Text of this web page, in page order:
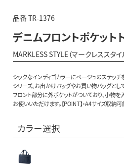
品番 TR-1376
デニムフロントポケット
MARKLESS STYLE（マークレススタイ
シックなインディゴカラーにベージュのステッチ
シリーズ。お出かけバッグやお買い物バッグとし
フロント部分に外ポケットがついており、小物
お使いいただけます。【POINT】・A4サイズ収納
カラー選択